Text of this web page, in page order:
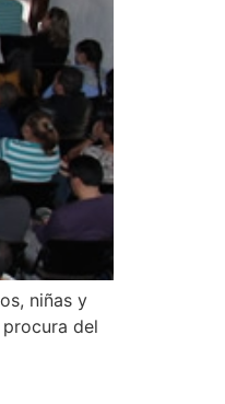
niñas y
del